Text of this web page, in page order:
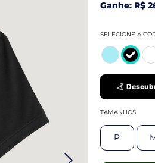
Ganhe: R$
SELECIONE A
TAMANHOS
P